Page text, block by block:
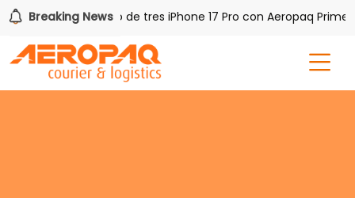
Breaking News
Gana uno de tres iPhone 17 Pro con Aeropaq Prime